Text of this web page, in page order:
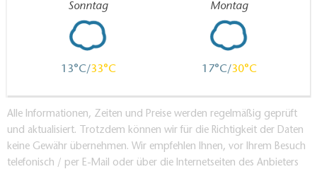
Sonntag
13 33
Montag
17 30
Alle Informationen, Zeiten und Preise werden regelmäßig geprüft
und aktualisiert. Trotzdem können wir für die Richtigkeit der Daten
keine Gewähr übernehmen. Wir empfehlen Ihnen, vor Ihrem Besuch
telefonisch / per E-Mail oder über die Internetseiten des Anbieters